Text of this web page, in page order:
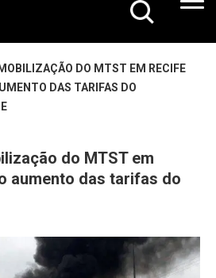
DO MTST EM RECIFE
DAS TARIFAS DO
do MTST em
aumento das tarifas do